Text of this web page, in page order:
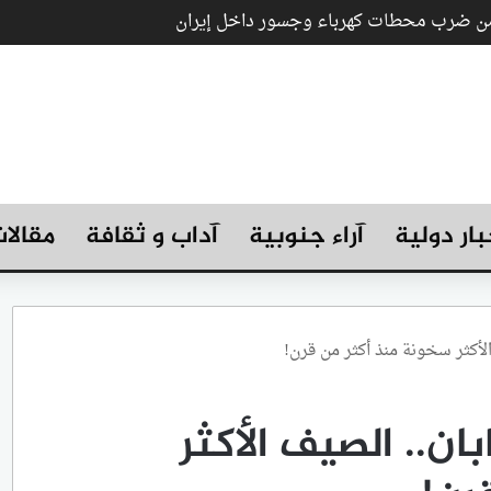
ضرب محطات كهرباء وجسور داخل إيران
دولية آراء جنوبية آداب و ثقافة
سخونة منذ أكثر من قرن!
الصيف الأكثر